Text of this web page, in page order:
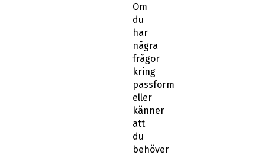
Om
du
har
några
frågor
kring
passform
eller
känner
att
du
behöver